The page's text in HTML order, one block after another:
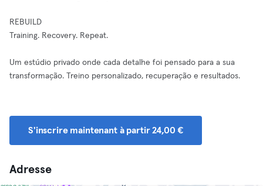
REBUILD
Training. Recovery. Repeat.
Um estúdio privado onde cada detalhe foi pensado para a sua
transformação. Treino personalizado, recuperação e resultados.
S'inscrire maintenant à partir 24,00 €
Adresse